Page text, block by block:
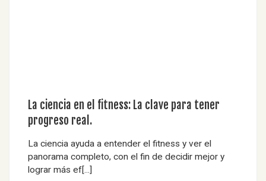
La ciencia en el fitness: La clave para tener
progreso real.
La ciencia ayuda a entender el fitness y ver el
panorama completo, con el fin de decidir mejor y
lograr más ef[...]